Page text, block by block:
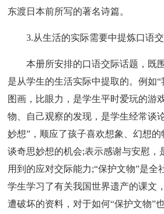
东渡日本前所写的著名诗篇。
3.从生活的实际需要中提炼口语
本册所安排的口语交际话题，既
是从学生的生活实际中提取的。例
图画，比眼力，是学生平时爱玩的游
物、自己观察的发现，是学生经常谈
妙想”，顺应了孩子喜欢想象、幻想
谈奇思妙想的机会;表示感谢与安慰，
用到的应对交际能力;“保护文物”是全
学生学习了有关我国世界遗产的课文
遭破坏的资料，对于如何“保护文物”